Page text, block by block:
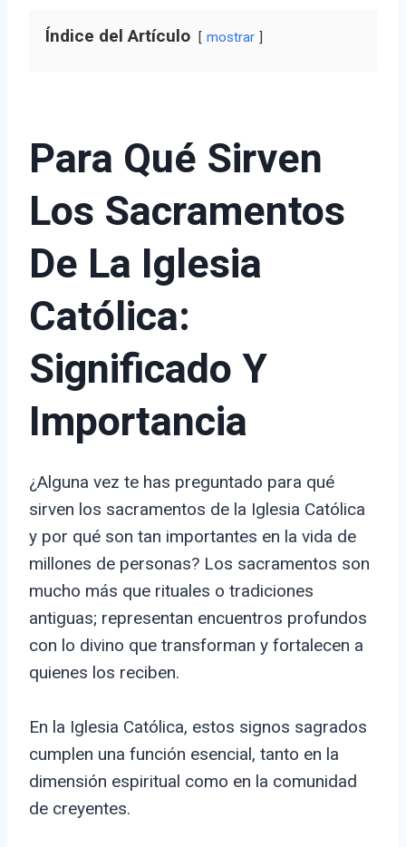
Índice del Artículo mostrar
Para Qué Sirven
Los Sacramentos
De La Iglesia
Católica:
Significado Y
Importancia
¿Alguna vez te has preguntado para qué
sirven los sacramentos de la Iglesia Católica
y por qué son tan importantes en la vida de
millones de personas? Los sacramentos son
mucho más que rituales o tradiciones
antiguas; representan encuentros profundos
con lo divino que transforman y fortalecen a
quienes los reciben.
En la Iglesia Católica, estos signos sagrados
cumplen una función esencial, tanto en la
dimensión espiritual como en la comunidad
de creyentes.